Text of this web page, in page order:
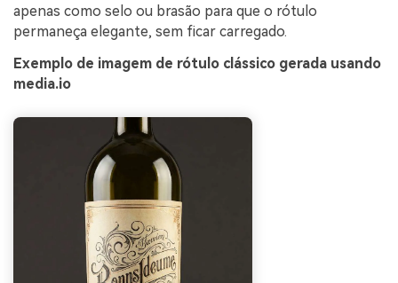
apenas como selo ou brasão para que o rótulo
permaneça elegante, sem ficar carregado.
Exemplo de imagem de rótulo clássico gerada usando
media.io